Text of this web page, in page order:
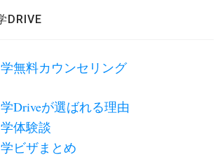
DRIVE
無料カウンセリング
Driveが選ばれる理由
体験談
ビザまとめ